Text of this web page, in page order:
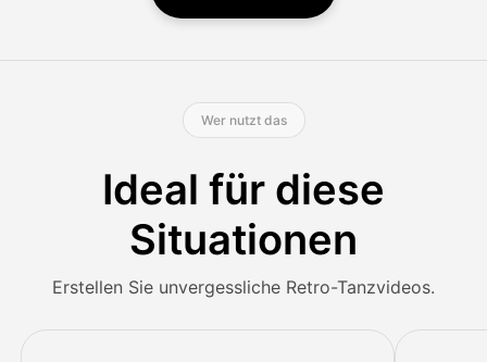
Wer nutzt das
Ideal für diese
Situationen
Erstellen Sie unvergessliche Retro-Tanzvideos.